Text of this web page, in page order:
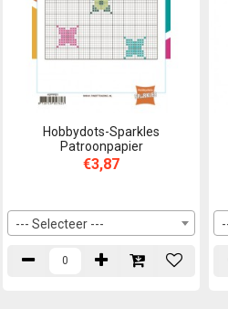
Hobbydots-Sparkles
Patroonpapier
€3,87
--- Selecteer ---